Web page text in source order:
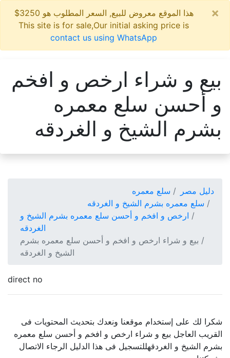
هذا الموقع معروض للبيع, السعر المطلوب هو 3250$
This site is for sale,Our initial asking price is
contact us using WhatsApp
بيع و شراء ارخص و افخم
و أحسن سلع معمره
بشرم الشيخ و الغردقه
دليل مصر
سلع معمره
سلع معمره بشرم الشيخ و الغردقه
ارخص و افخم و أحسن سلع معمره بشرم الشيخ و
الغردقه
بيع و شراء ارخص و افخم و أحسن سلع معمره بشرم
الشيخ و الغردقه
direct no
شكرا لك على إستخدام موقعنا ونعدك بتحديث المحتويات فى
القريب العاجل بيع و شراء ارخص و افخم و أحسن سلع معمره
بشرم الشيخ و الغردقهللتسجيل فى هذا الدليل الرجاء الاتصال